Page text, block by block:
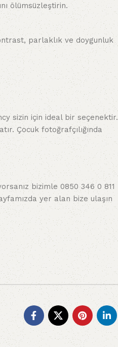
ölümsüzleştirin.
parlaklık ve doygunluk
sizin için ideal bir seçenektir.
Çocuk fotoğrafçılığında
bizimle 0850 346 0 811
yer alan bize ulaşın